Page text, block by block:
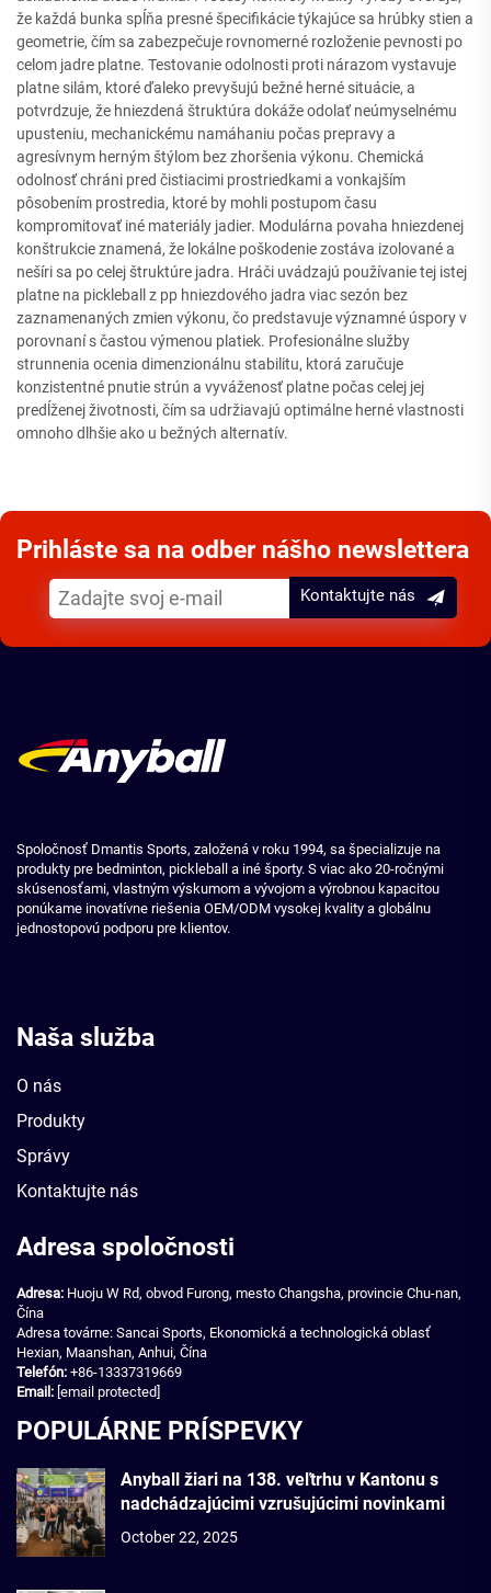
že každá bunka spĺňa presné špecifikácie týkajúce sa hrúbky stien a
geometrie, čím sa zabezpečuje rovnomerné rozloženie pevnosti po
celom jadre platne. Testovanie odolnosti proti nárazom vystavuje
platne silám, ktoré ďaleko prevyšujú bežné herné situácie, a
potvrdzuje, že hniezdená štruktúra dokáže odolať neúmyselnému
upusteniu, mechanickému namáhaniu počas prepravy a
agresívnym herným štýlom bez zhoršenia výkonu. Chemická
odolnosť chráni pred čistiacimi prostriedkami a vonkajším
pôsobením prostredia, ktoré by mohli postupom času
kompromitovať iné materiály jadier. Modulárna povaha hniezdenej
konštrukcie znamená, že lokálne poškodenie zostáva izolované a
nešíri sa po celej štruktúre jadra. Hráči uvádzajú používanie tej istej
platne na pickleball z pp hniezdového jadra viac sezón bez
zaznamenaných zmien výkonu, čo predstavuje významné úspory v
porovnaní s častou výmenou platiek. Profesionálne služby
strunnenia ocenia dimenzionálnu stabilitu, ktorá zaručuje
konzistentné pnutie strún a vyváženosť platne počas celej jej
predĺženej životnosti, čím sa udržiavajú optimálne herné vlastnosti
omnoho dlhšie ako u bežných alternatív.
Prihláste sa na odber nášho newslettera
Kontaktujte nás
Spoločnosť Dmantis Sports, založená v roku 1994, sa špecializuje na
produkty pre bedminton, pickleball a iné športy. S viac ako 20-ročnými
skúsenosťami, vlastným výskumom a vývojom a výrobnou kapacitou
ponúkame inovatívne riešenia OEM/ODM vysokej kvality a globálnu
jednostopovú podporu pre klientov.
Naša služba
O nás
Produkty
Správy
Kontaktujte nás
Adresa spoločnosti
Adresa: Huoju W Rd, obvod Furong, mesto Changsha, provincie Chu-nan,
Čína
Adresa továrne: Sancai Sports, Ekonomická a technologická oblasť
Hexian, Maanshan, Anhui, Čína
Telefón: +86-13337319669
Email: [email protected]
POPULÁRNE PRÍSPEVKY
Anyball žiari na 138. veľtrhu v Kantonu s
nadchádzajúcimi vzrušujúcimi novinkami
October 22, 2025